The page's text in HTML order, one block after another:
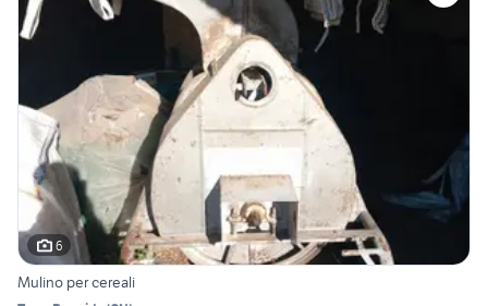
6
Mulino per cereali